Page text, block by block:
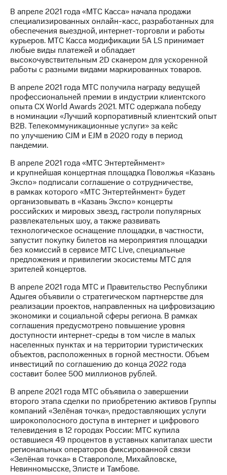
В апреле 2021 года «МТС Касса» начала продажи
специализированных онлайн-касс, разработанных для
обеспечения выездной, интернет-торговли и работы
курьеров. МТС Касса модификации 5А LS принимает
любые виды платежей и обладает
высокочувствительным 2D сканером для ускоренной
работы с разными видами маркированных товаров.
В апреле 2021 года МТС получила награду ведущей
профессиональней премии в индустрии клиентского
опыта CX World Awards 2021. МТС одержала победу
в номинации «Лучший корпоративный клиентский опыт
В2В. Телекоммуникационные услуги» за кейс
по улучшению CJM и EJM в 2020 году в период
пандемии.
В апреле 2021 года «МТС Энтертейнмент»
и крупнейшая концертная площадка Поволжья «Казань
Экспо» подписали соглашение о сотрудничестве,
в рамках которого «МТС Энтертейнмент» будет
организовывать в «Казань Экспо» концерты
российских и мировых звезд, гастроли популярных
развлекательных шоу, а также развивать
технологическое оснащение площадки, в частности,
запустит покупку билетов на мероприятия площадки
без комиссий в сервисе МТС Live, специальные
предложения и привилегии экосистемы МТС для
зрителей концертов.
В апреле 2021 года МТС и Правительство Республики
Адыгея объявили о стратегическом партнерстве для
реализации проектов, направленных на цифровизацию
экономики и социальной сферы региона. В рамках
соглашения предусмотрено повышение уровня
доступности интернет-среды в том числе в малых
населенных пунктах и на территории туристических
объектов, расположенных в горной местности. Объем
инвестиций по соглашению до конца 2022 года
составит более 500 миллионов рублей.
В апреле 2021 года МТС объявила о завершении
второго этапа сделки по приобретению активов Группы
компаний «Зелёная точка», предоставляющих услуги
широкополосного доступа в интернет и цифрового
телевидения в 12 городах России: МТС купила
оставшиеся 49 процентов в уставных капиталах шести
региональных операторов фиксированной связи
«Зелёная точка» в Ставрополе, Михайловске,
Невинномысске, Элисте и Тамбове.